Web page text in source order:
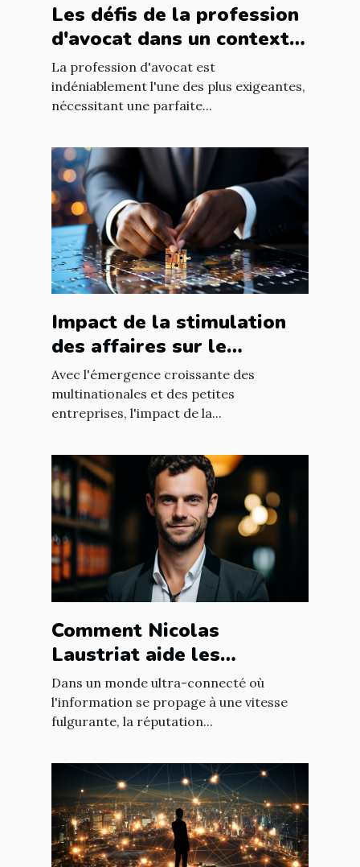
Les défis de la profession
d'avocat dans un contexte
international à Nantes
La profession d'avocat est
indéniablement l'une des plus exigeantes,
nécessitant une parfaite...
Impact de la stimulation
des affaires sur le
développement
économique mondial
Avec l'émergence croissante des
multinationales et des petites
entreprises, l'impact de la...
Comment Nicolas
Laustriat aide les
entreprises à améliorer
leur e-réputation
Dans un monde ultra-connecté où
l'information se propage à une vitesse
fulgurante, la réputation...